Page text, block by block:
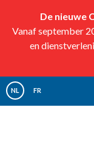
De nieuwe
Vanaf september
en
NL FR